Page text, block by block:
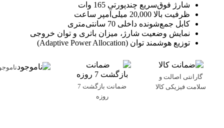
شارژ فوق‌سریع چندپورتی 165 وات
ظرفیت بالا 20,000 میلی‌آمپر ساعت
کابل جمع‌شونده داخلی 70 سانتی‌متری
نمایش وضعیت شارژ، میزان باتری و توان خروجی
توزیع هوشمند توان (Adaptive Power Allocation)
گارانتی اصالت و
سلامت فیزیکی کالا
ضمانت بازگشت 7
روزه